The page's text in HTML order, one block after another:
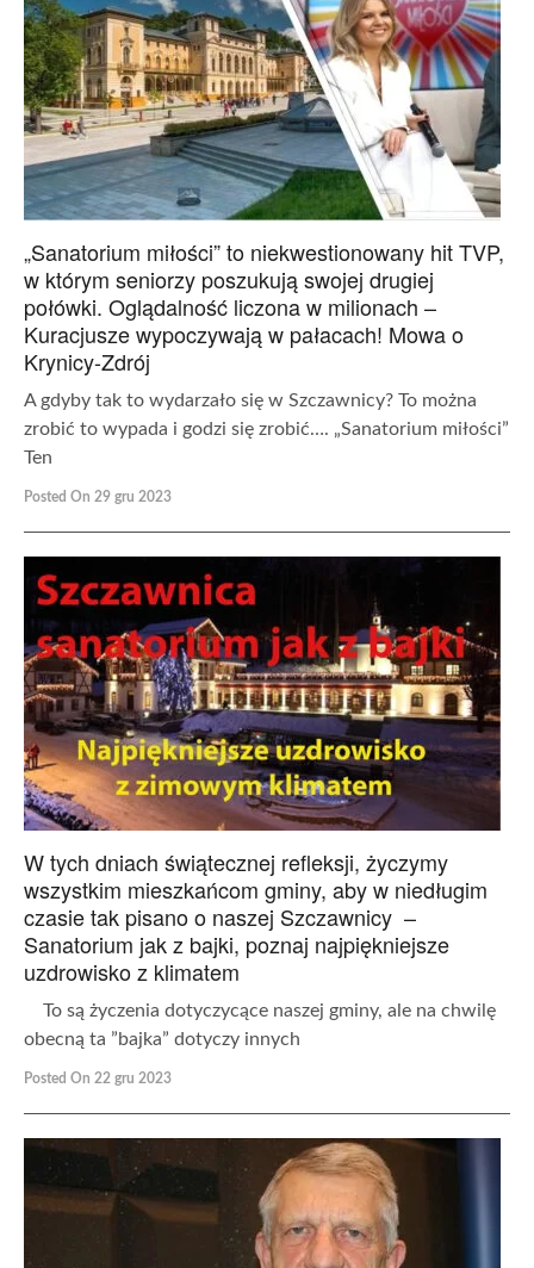
„Sanatorium miłości” to niekwestionowany hit TVP,
w którym seniorzy poszukują swojej drugiej
połówki. Oglądalność liczona w milionach –
Kuracjusze wypoczywają w pałacach! Mowa o
Krynicy-Zdrój
A gdyby tak to wydarzało się w Szczawnicy? To można
zrobić to wypada i godzi się zrobić…. „Sanatorium miłości”
Ten
Posted On 29 gru 2023
W tych dniach świątecznej refleksji, życzymy
wszystkim mieszkańcom gminy, aby w niedługim
czasie tak pisano o naszej Szczawnicy –
Sanatorium jak z bajki, poznaj najpiękniejsze
uzdrowisko z klimatem
To są życzenia dotyczycące naszej gminy, ale na chwilę
obecną ta ”bajka” dotyczy innych
Posted On 22 gru 2023